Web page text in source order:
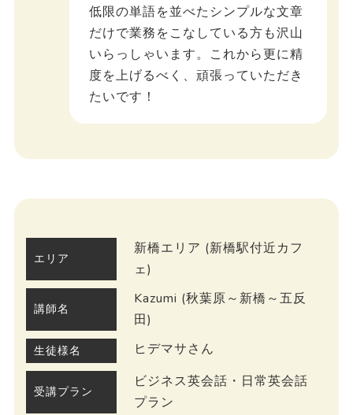
低限の単語を並べたシンプルな文章
だけで業務をこなしている方も沢山
いらっしゃいます。これから更に精
度を上げるべく、頑張っていただき
たいです！
エリア
新橋エリア (新橋駅付近カフ
ェ)
講師名
Kazumi (秋葉原～新橋～五反
田)
生徒様名 ヒデマサさん
受講プラン
ビジネス英会話・日常英会話
プラン